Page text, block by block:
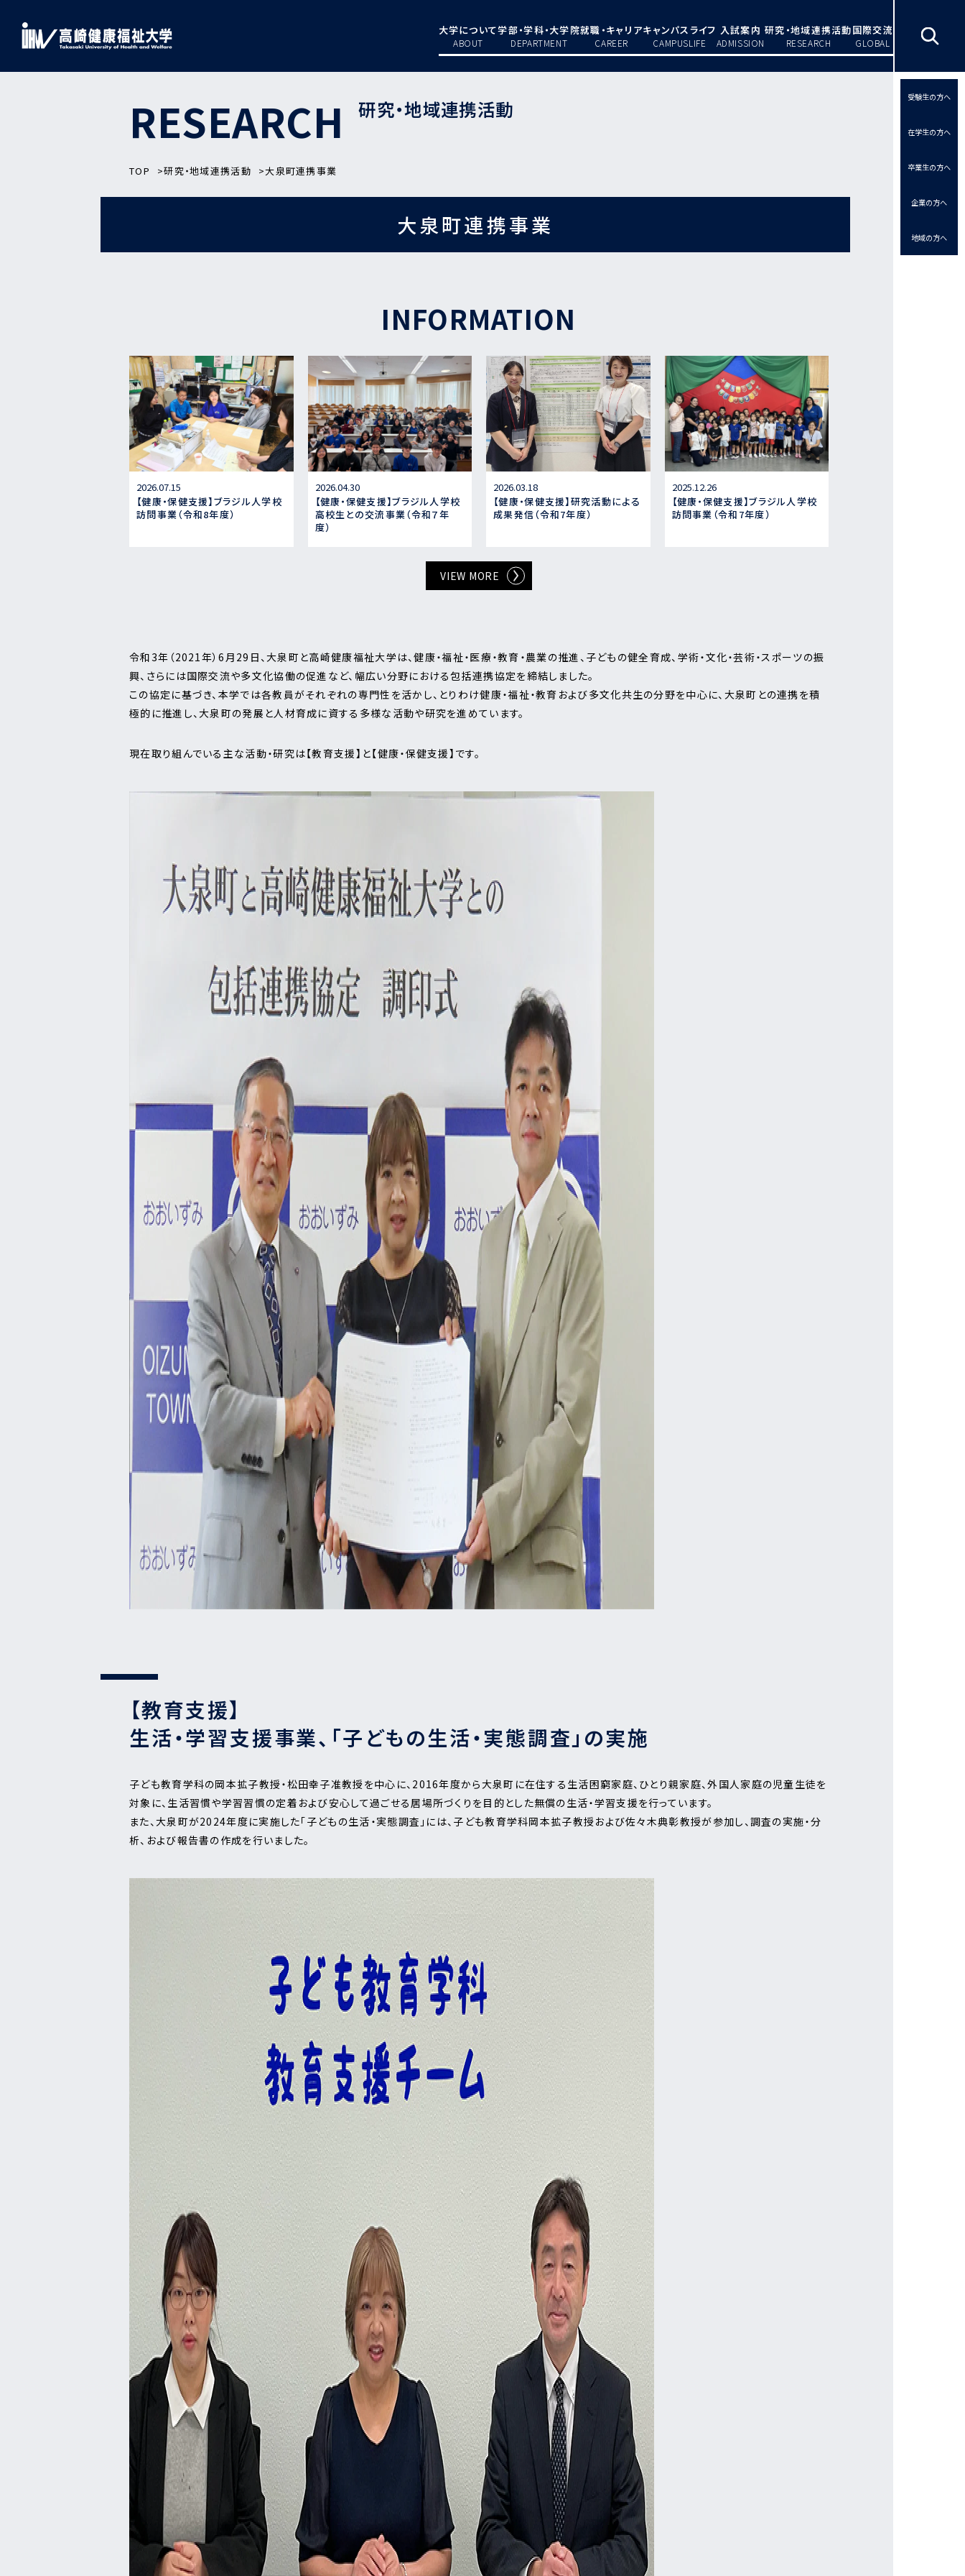
大学について
ABOUT
学部・学科・大学院
DEPARTMENT
就職・キャリア
CAREER
キャンパスライフ
CAMPUSLIFE
入試案内
ADMISSION
研究・地域連携活動
RESEARCH
国際交流
GLOBAL
受験生の方へ
在学生の方へ
卒業生の方へ
企業の方へ
地域の方へ
RESEARCH 研究・地域連携活動
TOP 研究・地域連携活動 大泉町連携事業
大泉町連携事業
INFORMATION
2026.07.15
【健康・保健支援】ブラジル人学校
訪問事業（令和8年度）
2026.04.30
【健康・保健支援】ブラジル人学校
高校生との交流事業（令和７年
度）
2026.03.18
【健康・保健支援】研究活動による
成果発信（令和7年度）
2025.12.26
【健康・保健支援】ブラジル人学校
訪問事業（令和7年度）
VIEW MORE
令和3年（2021年）6月29日、大泉町と高崎健康福祉大学は、健康・福祉・医療・教育・農業の推進、子どもの健全育成、学術・文化・芸術・スポーツの振
興、さらには国際交流や多文化協働の促進など、幅広い分野における包括連携協定を締結しました。
この協定に基づき、本学では各教員がそれぞれの専門性を活かし、とりわけ健康・福祉・教育および多文化共生の分野を中心に、大泉町との連携を積
極的に推進し、大泉町の発展と人材育成に資する多様な活動や研究を進めています。
現在取り組んでいる主な活動・研究は【教育支援】と【健康・保健支援】です。
【教育支援】
生活・学習支援事業、「子どもの生活・実態調査」の実施
子ども教育学科の岡本拡子教授・松田幸子准教授を中心に、2016年度から大泉町に在住する生活困窮家庭、ひとり親家庭、外国人家庭の児童生徒を
対象に、生活習慣や学習習慣の定着および安心して過ごせる居場所づくりを目的とした無償の生活・学習支援を行っています。
また、大泉町が2024年度に実施した「子どもの生活・実態調査」には、子ども教育学科岡本拡子教授および佐々木典彰教授が参加し、調査の実施・分
析、および報告書の作成を行いました。